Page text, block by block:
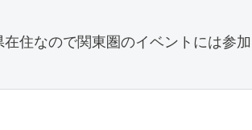
在住なので関東圏のイベントには参